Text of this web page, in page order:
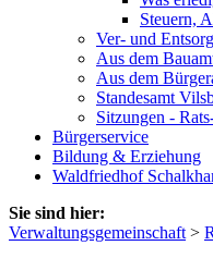
Steuern,
Ver- und
Aus dem
Aus dem
Standesamt
Sitzungen -
Bürgerservice
Bildung & Erziehung
Waldfriedhof
Sie sind hier:
Verwaltungsgemeinschaft >